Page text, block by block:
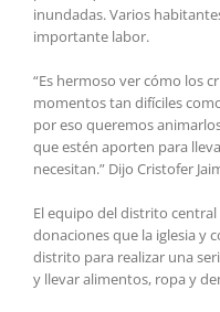
inundadas. Varios
importante labor.
“Es hermoso ver cómo los
momentos tan difíciles
por eso queremos
que estén aporten para
necesitan.” Dijo Cristofer
El equipo del distrito
donaciones que la iglesia y
distrito para realizar una
y llevar alimentos, ropa y